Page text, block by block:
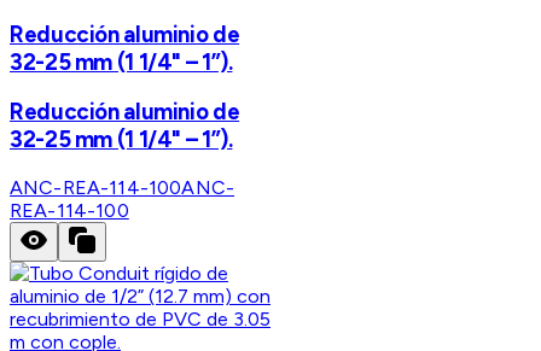
Reducción aluminio de
32-25 mm (1 1/4" – 1”).
Reducción aluminio de
32-25 mm (1 1/4" – 1”).
ANC-REA-114-100ANC-
REA-114-100